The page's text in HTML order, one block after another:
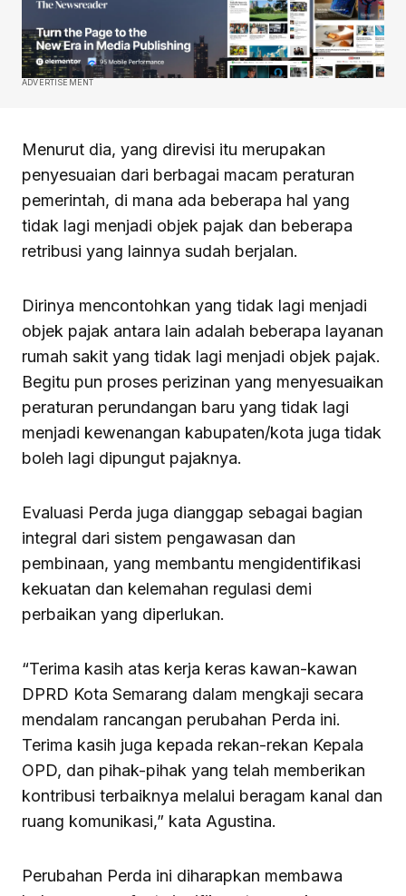
ADVERTISEMENT
Menurut dia, yang direvisi itu merupakan
penyesuaian dari berbagai macam peraturan
pemerintah, di mana ada beberapa hal yang
tidak lagi menjadi objek pajak dan beberapa
retribusi yang lainnya sudah berjalan.
Dirinya mencontohkan yang tidak lagi menjadi
objek pajak antara lain adalah beberapa layanan
rumah sakit yang tidak lagi menjadi objek pajak.
Begitu pun proses perizinan yang menyesuaikan
peraturan perundangan baru yang tidak lagi
menjadi kewenangan kabupaten/kota juga tidak
boleh lagi dipungut pajaknya.
Evaluasi Perda juga dianggap sebagai bagian
integral dari sistem pengawasan dan
pembinaan, yang membantu mengidentifikasi
kekuatan dan kelemahan regulasi demi
perbaikan yang diperlukan.
“Terima kasih atas kerja keras kawan-kawan
DPRD Kota Semarang dalam mengkaji secara
mendalam rancangan perubahan Perda ini.
Terima kasih juga kepada rekan-rekan Kepala
OPD, dan pihak-pihak yang telah memberikan
kontribusi terbaiknya melalui beragam kanal dan
ruang komunikasi,” kata Agustina.
Perubahan Perda ini diharapkan membawa